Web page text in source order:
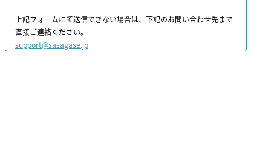
上記フォームにて送信できない場合は、下記のお問い合わせ先まで
直接ご連絡ください。
support@sasagase.jp